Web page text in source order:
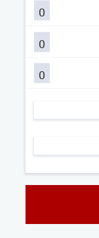
0
0
0